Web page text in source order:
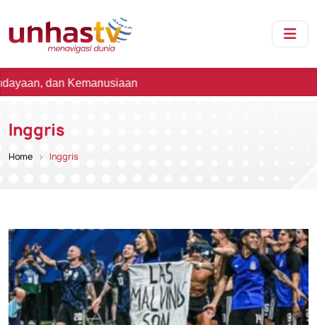
Inggris
Home Inggris